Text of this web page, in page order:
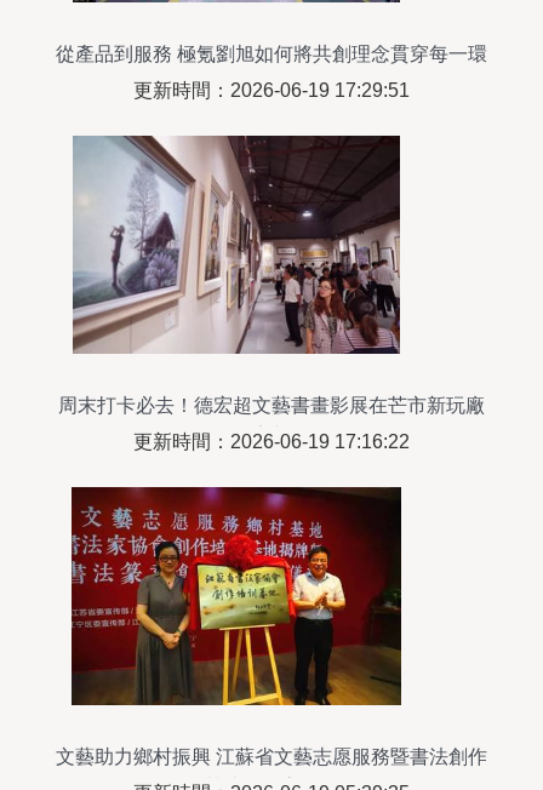
從產品到服務 極氪劉旭如何將共創理念貫穿每一環
更新時間：2026-06-19 17:29:51
周末打卡必去！德宏超文藝書畫影展在芒市新玩廠
亮相
更新時間：2026-06-19 17:16:22
文藝助力鄉村振興 江蘇省文藝志愿服務暨書法創作